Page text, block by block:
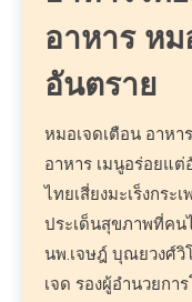
อาหาร หม
อันตราย
หมอเจดเตือน อาหา
อาหาร เมนูอร่อยแต่
ไทยเสี่ยงมะเร็งกระ
ประเด็นสุขภาพที่คน
นพ.เจษฎ์ บุณยวงศ์
เจด รองผู้อำนวยกา